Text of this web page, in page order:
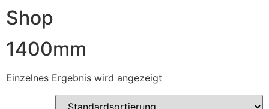
Shop
1400mm
Einzelnes Ergebnis wird angezeigt